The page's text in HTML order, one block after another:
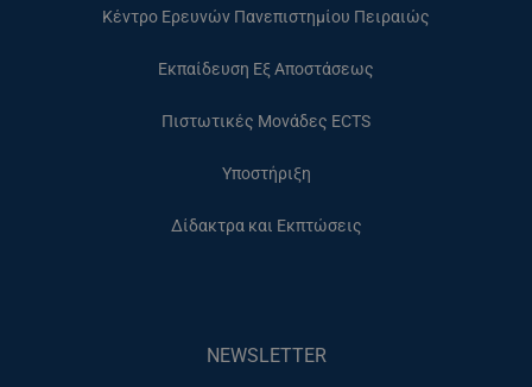
Κέντρο Ερευνών Πανεπιστημίου Πειραιώς
Εκπαίδευση Εξ Αποστάσεως
Πιστωτικές Μονάδες ECTS
Υποστήριξη
Δίδακτρα και Εκπτώσεις
NEWSLETTER